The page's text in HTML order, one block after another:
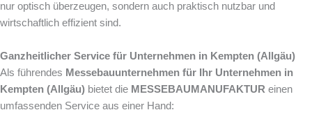
nur optisch überzeugen, sondern auch praktisch nutzbar und
wirtschaftlich effizient sind.
Ganzheitlicher Service für Unternehmen in Kempten (Allgäu)
Als führendes Messebauunternehmen für Ihr Unternehmen in
Kempten (Allgäu) bietet die MESSEBAUMANUFAKTUR einen
umfassenden Service aus einer Hand: